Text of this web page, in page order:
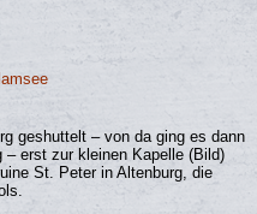
geshuttelt – von da ging es dann
– erst zur kleinen Kapelle (Bild)
St. Peter in Altenburg, die